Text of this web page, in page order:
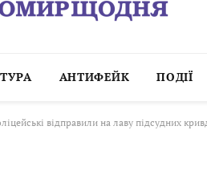
АНТИФЕЙК ПОДІЇ
відправили на лаву підсудних